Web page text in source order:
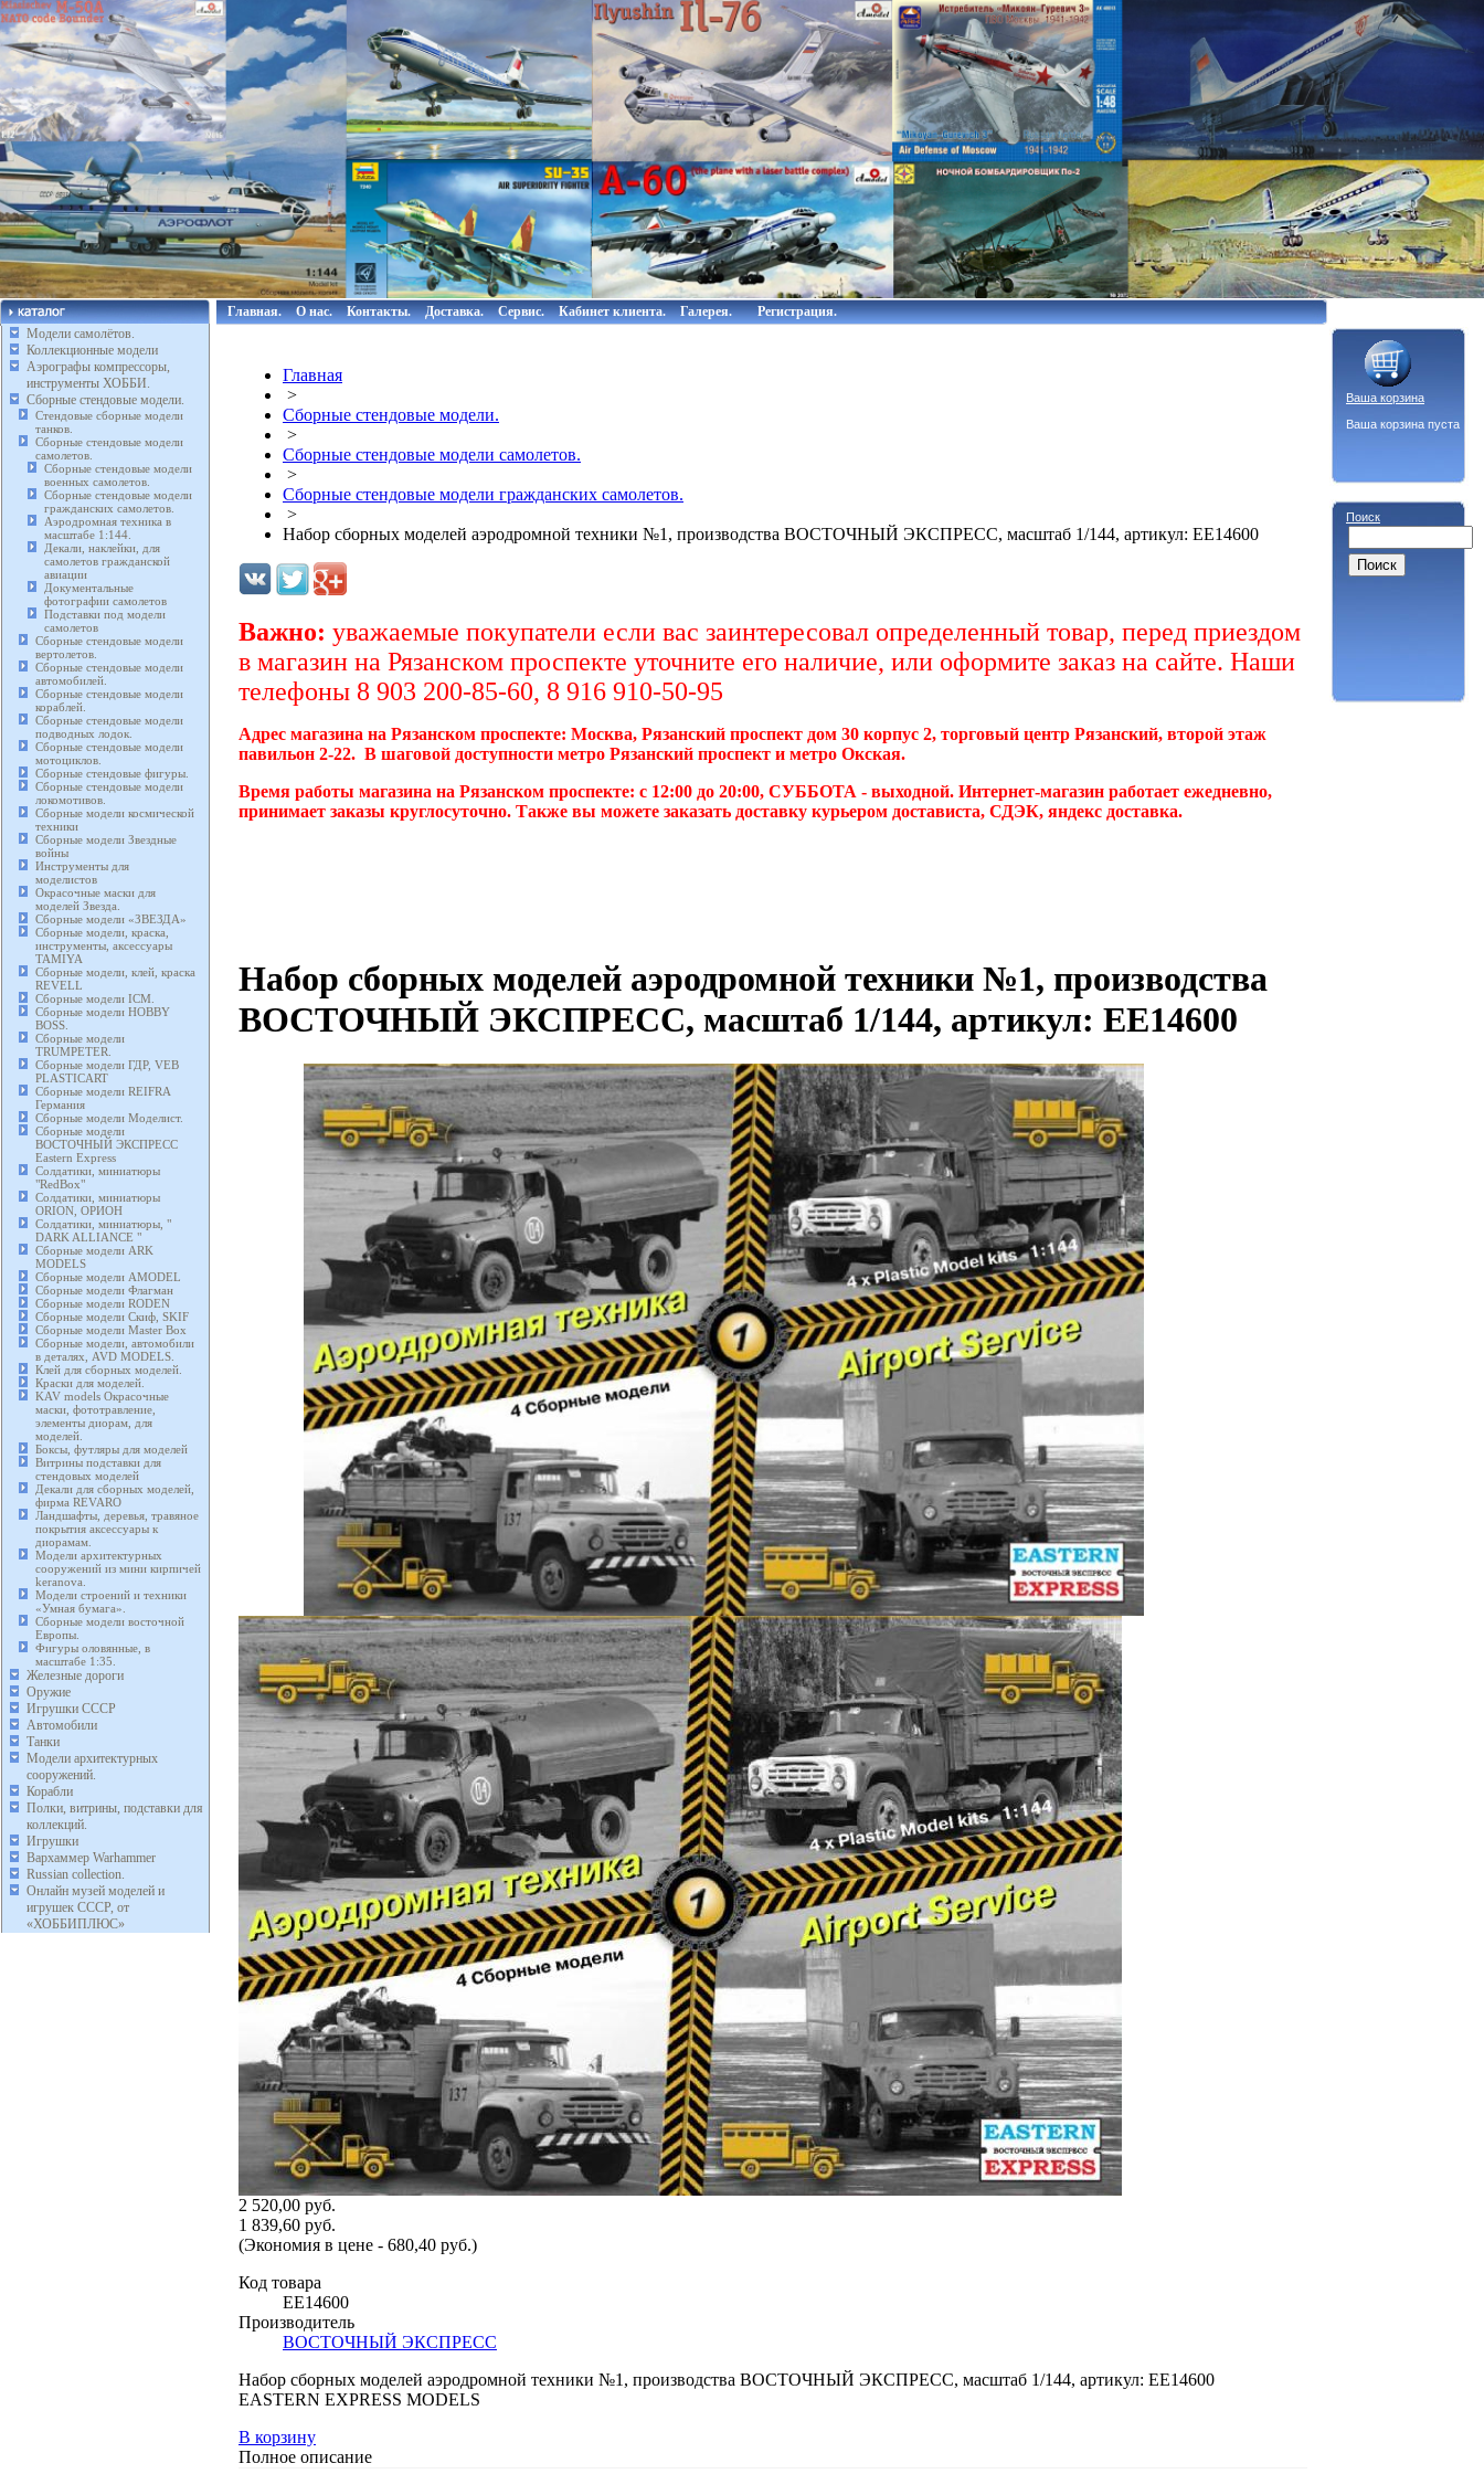
Модели самолётов.
Коллекционные модели
Аэрографы компрессоры,
инструменты ХОББИ.
Сборные стендовые модели.
Стендовые сборные модели
танков.
Сборные стендовые модели
самолетов.
Сборные стендовые модели
военных самолетов.
Сборные стендовые модели
гражданских самолетов.
Аэродромная техника в
масштабе 1:144.
Декали, наклейки, для
самолетов гражданской
авиации
Документальные
фотографии самолетов
Подставки под модели
самолетов
Сборные стендовые модели
вертолетов.
Сборные стендовые модели
автомобилей.
Сборные стендовые модели
кораблей.
Сборные стендовые модели
подводных лодок.
Сборные стендовые модели
мотоциклов.
Сборные стендовые фигуры.
Сборные стендовые модели
локомотивов.
Сборные модели космической
техники
Сборные модели Звездные
войны
Инструменты для
моделистов
Окрасочные маски для
моделей Звезда.
Сборные модели «ЗВЕЗДА»
Сборные модели, краска,
инструменты, аксессуары
TAMIYA
Сборные модели, клей, краска
REVELL
Сборные модели ICM.
Сборные модели HOBBY
BOSS.
Сборные модели
TRUMPETER.
Сборные модели ГДР, VEB
PLASTICART
Сборные модели REIFRA
Германия
Сборные модели Моделист.
Сборные модели
ВОСТОЧНЫЙ ЭКСПРЕСС
Eastern Express
Солдатики, миниатюры
"RedBox"
Солдатики, миниатюры
ORION, ОРИОН
Солдатики, миниатюры, "
DARK ALLIANCE "
Сборные модели ARK
MODELS
Сборные модели AMODEL
Сборные модели Флагман
Сборные модели RODEN
Сборные модели Скиф, SKIF
Сборные модели Master Box
Сборные модели, автомобили
в деталях, AVD MODELS.
Клей для сборных моделей.
Краски для моделей.
KAV models Окрасочные
маски, фототравление,
элементы диорам, для
моделей.
Боксы, футляры для моделей
Витрины подставки для
стендовых моделей
Декали для сборных моделей,
фирма REVARO
Ландшафты, деревья, травяное
покрытия аксессуары к
диорамам.
Модели архитектурных
сооружений из мини кирпичей
keranova.
Модели строений и техники
«Умная бумага».
Сборные модели восточной
Европы.
Фигуры оловянные, в
масштабе 1:35.
Железные дороги
Оружие
Игрушки СССР
Автомобили
Танки
Модели архитектурных
сооружений.
Корабли
Полки, витрины, подставки для
коллекций.
Игрушки
Вархаммер Warhammer
Russian collection.
Онлайн музей моделей и
игрушек СССР, от
«ХОББИПЛЮС»
Главная. О нас. Контакты. Доставка. Сервис. Кабинет клиента. Галерея. Регистрация.
Главная
>
Сборные стендовые модели.
>
Сборные стендовые модели самолетов.
>
Сборные стендовые модели гражданских самолетов.
>
Набор сборных моделей аэродромной техники №1, производства ВОСТОЧНЫЙ ЭКСПРЕСС, масштаб 1/144, артикул: EE14600
Важно: уважаемые покупатели если вас заинтересовал определенный товар, перед приездом
в магазин на Рязанском проспекте уточните его наличие, или оформите заказ на сайте. Наши
телефоны 8 903 200-85-60, 8 916 910-50-95
Адрес магазина на Рязанском проспекте: Москва, Рязанский проспект дом 30 корпус 2, торговый центр Рязанский, второй этаж
павильон 2-22. В шаговой доступности метро Рязанский проспект и метро Окская.
Время работы магазина на Рязанском проспекте: с 12:00 до 20:00, СУББОТА - выходной. Интернет-магазин работает ежедневно,
принимает заказы круглосуточно. Также вы можете заказать доставку курьером достависта, СДЭК, яндекс доставка.
Набор сборных моделей аэродромной техники №1, производства
ВОСТОЧНЫЙ ЭКСПРЕСС, масштаб 1/144, артикул: EE14600
2 520,00 руб.
1 839,60 руб.
(Экономия в цене - 680,40 руб.)
Код товара
EE14600
Производитель
ВОСТОЧНЫЙ ЭКСПРЕСС
Набор сборных моделей аэродромной техники №1, производства ВОСТОЧНЫЙ ЭКСПРЕСС, масштаб 1/144, артикул: EE14600
EASTERN EXPRESS MODELS
В корзину
Полное описание
Ваша корзина
Ваша корзина пуста
Поиск